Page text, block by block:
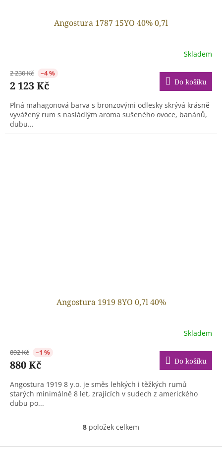
Angostura 1787 15YO 40% 0,7l
Skladem
2 230 Kč –4 %
2 123 Kč Do košíku
Plná mahagonová barva s bronzovými odlesky skrývá krásně
vyvážený rum s nasládlým aroma sušeného ovoce, banánů,
dubu...
Angostura 1919 8YO 0,7l 40%
Skladem
892 Kč –1 %
880 Kč Do košíku
Angostura 1919 8 y.o. je směs lehkých i těžkých rumů
starých minimálně 8 let, zrajících v sudech z amerického
dubu po...
O
l
8 položek celkem
Z